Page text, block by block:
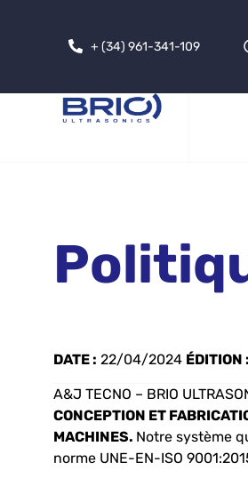
+ (34) 961-341-109
DATE : 22/04/2024 ÉDITION :
A&J TECNO – BRIO
CONCEPTION ET
MACHINES. Notre système
norme UNE-EN-ISO